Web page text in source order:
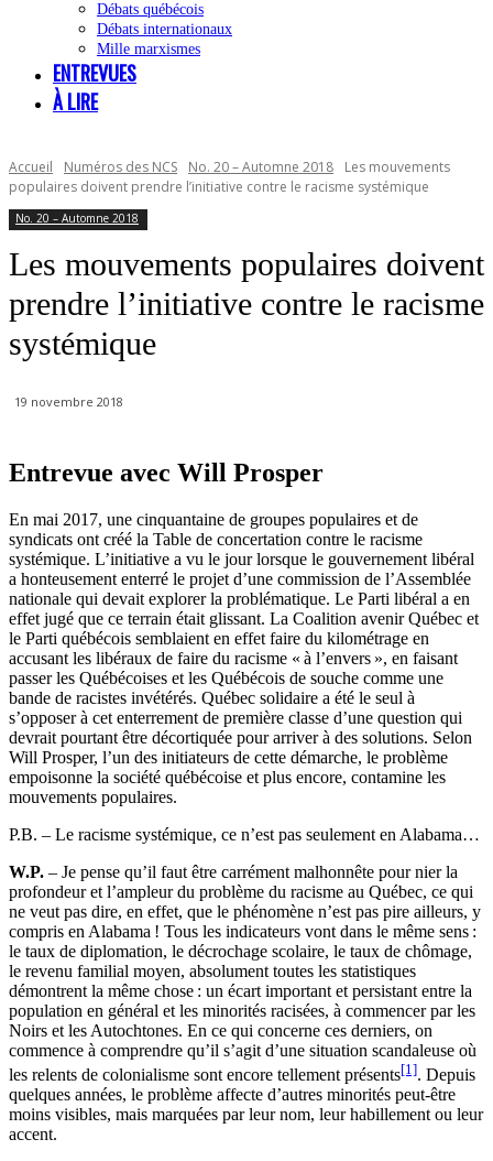
Débats québécois
Débats internationaux
Mille marxismes
ENTREVUES
À LIRE
Accueil Numéros des NCS No. 20 – Automne 2018
Les mouvements
populaires doivent prendre l’initiative contre le racisme systémique
No. 20 – Automne 2018
Les mouvements populaires doivent
prendre l’initiative contre le racisme
systémique
19 novembre 2018
Entrevue avec Will Prosper
En mai 2017, une cinquantaine de groupes populaires et de
syndicats ont créé la Table de concertation contre le racisme
systémique. L’initiative a vu le jour lorsque le gouvernement libéral
a honteusement enterré le projet d’une commission de l’Assemblée
nationale qui devait explorer la problématique. Le Parti libéral a en
effet jugé que ce terrain était glissant. La Coalition avenir Québec et
le Parti québécois semblaient en effet faire du kilométrage en
accusant les libéraux de faire du racisme « à l’envers », en faisant
passer les Québécoises et les Québécois de souche comme une
bande de racistes invétérés. Québec solidaire a été le seul à
s’opposer à cet enterrement de première classe d’une question qui
devrait pourtant être décortiquée pour arriver à des solutions. Selon
Will Prosper, l’un des initiateurs de cette démarche, le problème
empoisonne la société québécoise et plus encore, contamine les
mouvements populaires.
P.B. – Le racisme systémique, ce n’est pas seulement en Alabama…
W.P. – Je pense qu’il faut être carrément malhonnête pour nier la
profondeur et l’ampleur du problème du racisme au Québec, ce qui
ne veut pas dire, en effet, que le phénomène n’est pas pire ailleurs, y
compris en Alabama ! Tous les indicateurs vont dans le même sens :
le taux de diplomation, le décrochage scolaire, le taux de chômage,
le revenu familial moyen, absolument toutes les statistiques
démontrent la même chose : un écart important et persistant entre la
population en général et les minorités racisées, à commencer par les
Noirs et les Autochtones. En ce qui concerne ces derniers, on
commence à comprendre qu’il s’agit d’une situation scandaleuse où
les relents de colonialisme sont encore tellement présents[1]. Depuis
quelques années, le problème affecte d’autres minorités peut-être
moins visibles, mais marquées par leur nom, leur habillement ou leur
accent.